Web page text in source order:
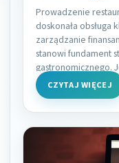
Prowadzenie
doskonała
zarządzanie
stanowi fundament
gastronomicznego.
CZYTAJ WIĘCEJ